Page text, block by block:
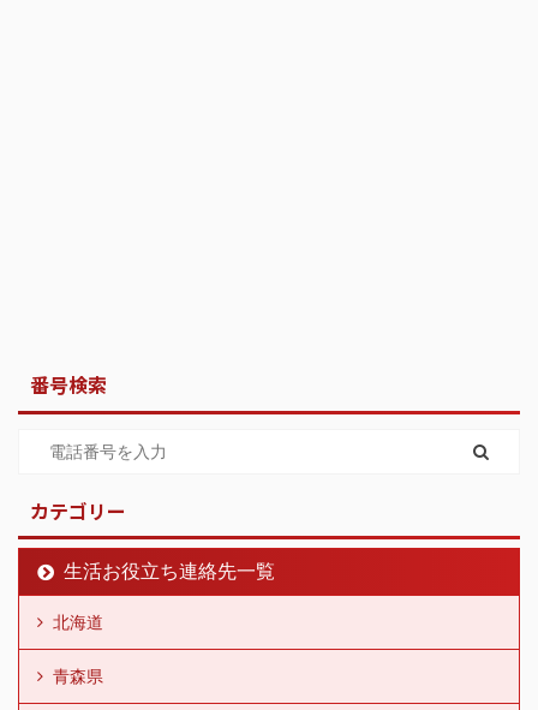
番号検索
カテゴリー
生活お役立ち連絡先一覧
北海道
青森県